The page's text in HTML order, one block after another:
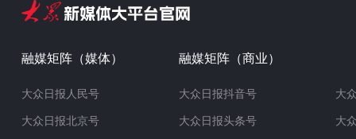
融媒矩阵（媒体）
大众日报人民号
大众日报北京号
融媒矩阵（商业）
大众日报抖音号
大众日报头条号
大
大